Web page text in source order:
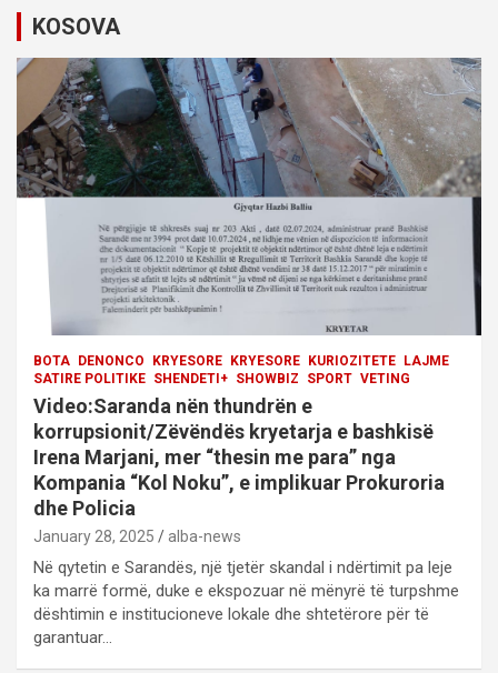
i
g
a
t
i
o
KOSOVA
BOTA DENONCO KRYESORE KRYESORE KURIOZITETE
LAJME
SATIRE POLITIKE SHENDETI+ SHOWBIZ SPORT VETING
Video:Saranda nën thundrën e
korrupsionit/Zëvëndës kryetarja e bashkisë
Irena Marjani, mer “thesin me para” nga
Kompania “Kol Noku”, e implikuar Prokuroria
dhe Policia
January 28, 2025 alba-news
Në qytetin e Sarandës, një tjetër skandal i ndërtimit pa leje
ka marrë formë, duke e ekspozuar në mënyrë të turpshme
dështimin e institucioneve lokale dhe shtetërore për të
garantuar…